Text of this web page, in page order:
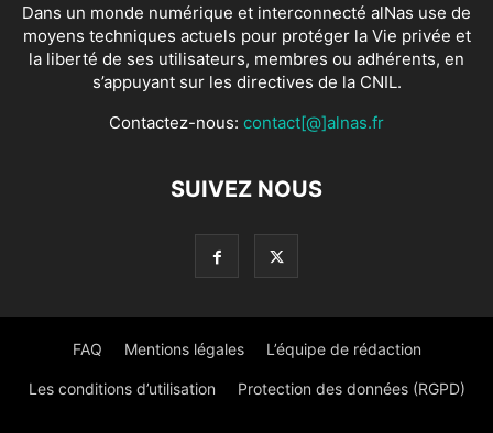
Dans un monde numérique et interconnecté alNas use de
moyens techniques actuels pour protéger la Vie privée et
la liberté de ses utilisateurs, membres ou adhérents, en
s’appuyant sur les directives de la CNIL.
Contactez-nous: contact[@]alnas.fr
SUIVEZ NOUS
FAQ Mentions légales L’équipe de rédaction
Les conditions d’utilisation Protection des données (RGPD)